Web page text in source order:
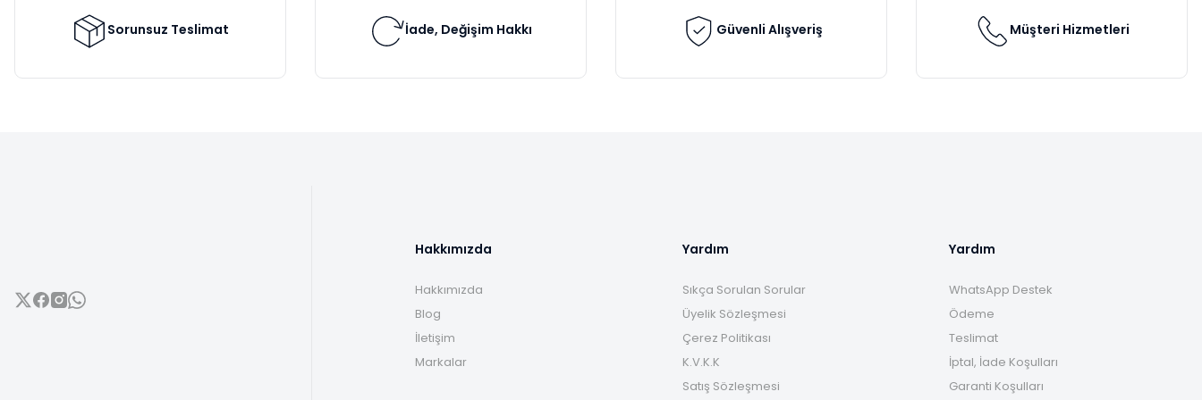
Bu ürüne benzer farklı alternatifler olmalı.
Sorunsuz Teslimat İade, Değişim Hakkı Güvenli Alışveriş Müşteri Hizmetleri
Hakkımızda
Hakkımızda
Blog
İletişim
Markalar
Yardım
Sıkça Sorulan Sorular
Üyelik Sözleşmesi
Çerez Politikası
K.V.K.K
Satış Sözleşmesi
Yardım
WhatsApp Destek
Ödeme
Teslimat
İptal, İade Koşulları
Garanti Koşulları